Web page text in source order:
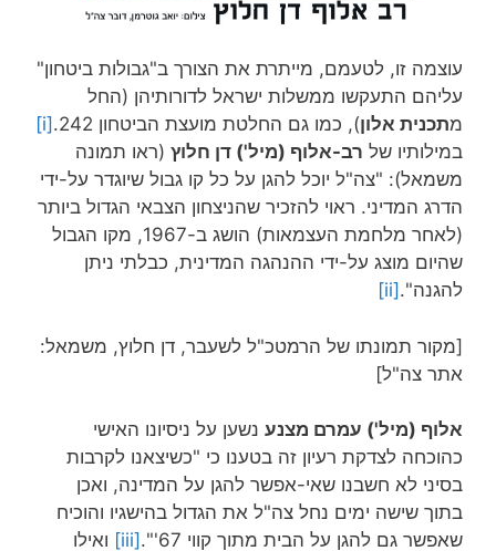
עוצמה זו, לטעמם, מייתרת את הצורך ב"גבולות ביטחון"
עליהם התעקשו ממשלות ישראל לדורותיהן (החל
מתכנית אלון), כמו גם החלטת מועצת הביטחון 242.
[i]
במילותיו של רב-אלוף (מיל') דן חלוץ (ראו תמונה
משמאל): "צה"ל יוכל להגן על כל קו גבול שיוגדר על-ידי
הדרג המדיני. ראוי להזכיר שהניצחון הצבאי הגדול ביותר
(לאחר מלחמת העצמאות) הושג ב-1967, מקו הגבול
שהיום מוצג על-ידי ההנהגה המדינית, כבלתי ניתן
להגנה". [ii]
[מקור תמונתו של הרמטכ"ל לשעבר, דן חלוץ, משמאל:
אתר צה"ל]
אלוף (מיל') עמרם מצנע נשען על ניסיונו האישי
כהוכחה לצדקת רעיון זה בטענו כי "כשיצאנו לקרבות
בסיני לא חשבנו שאי-אפשר להגן על המדינה, ואכן
בתוך שישה ימים נחל צה"ל את הגדול בהישגיו והוכיח
שאפשר גם להגן על הבית מתוך קווי 67'".
[iii] ואילו